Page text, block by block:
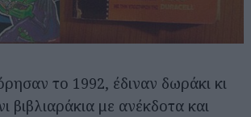
το 1992, έδιναν δωράκι κι
βιβλιαράκια με ανέκδοτα και